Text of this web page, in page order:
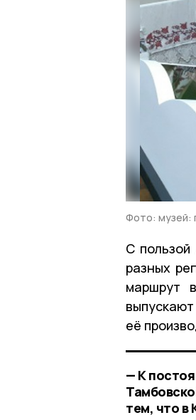
Фото: музей:
С пользой
разных
маршрут
её
— К
тем, что в